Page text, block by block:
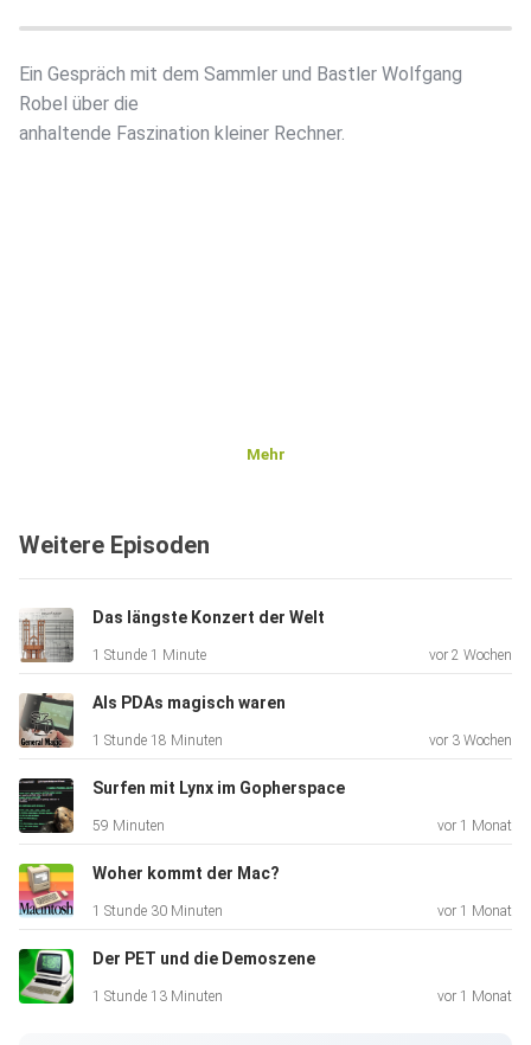
Ein Gespräch mit dem Sammler und Bastler Wolfgang
Robel über die
anhaltende Faszination kleiner Rechner.
Mehr
Weitere Episoden
Das längste Konzert der Welt
1 Stunde 1 Minute vor 2 Wochen
Als PDAs magisch waren
1 Stunde 18 Minuten vor 3 Wochen
Surfen mit Lynx im Gopherspace
59 Minuten vor 1 Monat
Woher kommt der Mac?
1 Stunde 30 Minuten vor 1 Monat
Der PET und die Demoszene
1 Stunde 13 Minuten vor 1 Monat